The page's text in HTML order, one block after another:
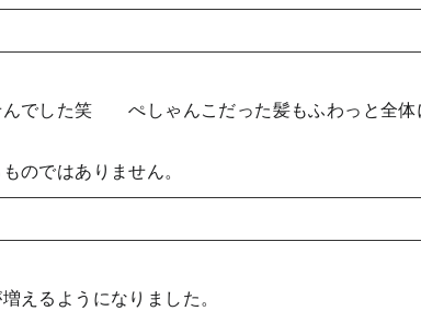
んでした笑 ぺしゃんこだった髪もふわっと全体
のではありません。
えるようになりました。